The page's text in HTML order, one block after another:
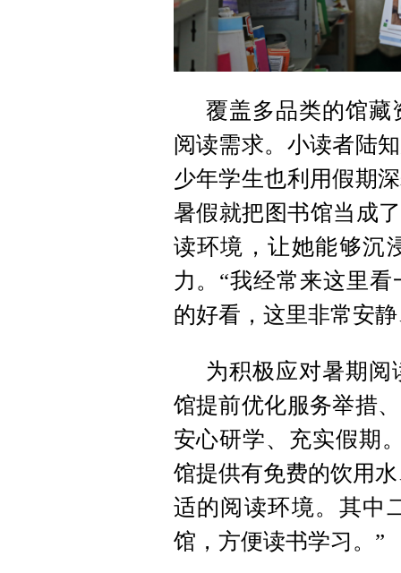
覆盖多品类的馆藏
阅读需求。小读者陆
少年学生也利用假期
暑假就把图书馆当成
读环境，让她能够沉
力。“我经常来这里
的好看，这里非常安
为积极应对暑期
馆提前优化服务举措
安心研学、充实假期
馆提供有免费的饮用
适的阅读环境。其中
馆，方便读书学习。”